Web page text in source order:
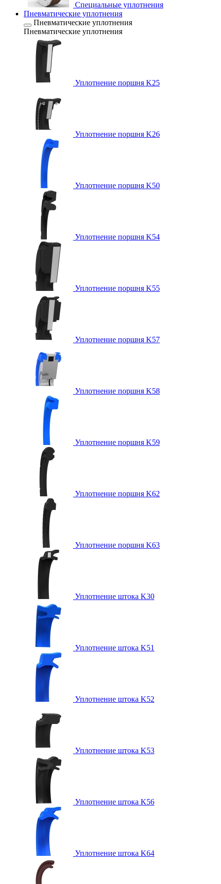
Специальные уплотнения
Пневматические уплотнения
Пневматические уплотнения
Пневматические уплотнения
Уплотнение поршня K25
Уплотнение поршня K26
Уплотнение поршня K50
Уплотнение поршня K54
Уплотнение поршня K55
Уплотнение поршня K57
Уплотнение поршня K58
Уплотнение поршня K59
Уплотнение поршня K62
Уплотнение поршня K63
Уплотнение штока K30
Уплотнение штока K51
Уплотнение штока K52
Уплотнение штока K53
Уплотнение штока K56
Уплотнение штока K64